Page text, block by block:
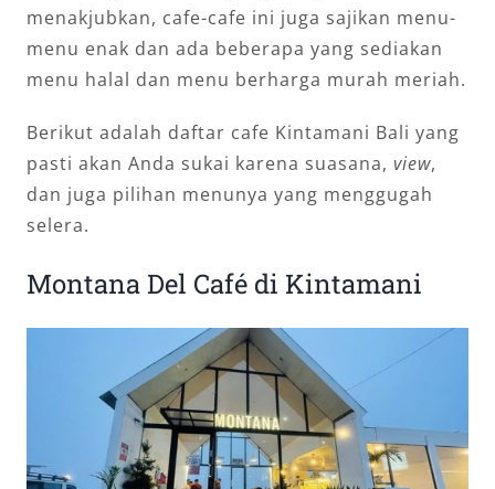
menakjubkan, cafe-cafe ini juga sajikan menu-
menu enak dan ada beberapa yang sediakan
menu halal dan menu berharga murah meriah.
Berikut adalah daftar cafe Kintamani Bali yang
pasti akan Anda sukai karena suasana, view,
dan juga pilihan menunya yang menggugah
selera.
Montana Del Café di Kintamani